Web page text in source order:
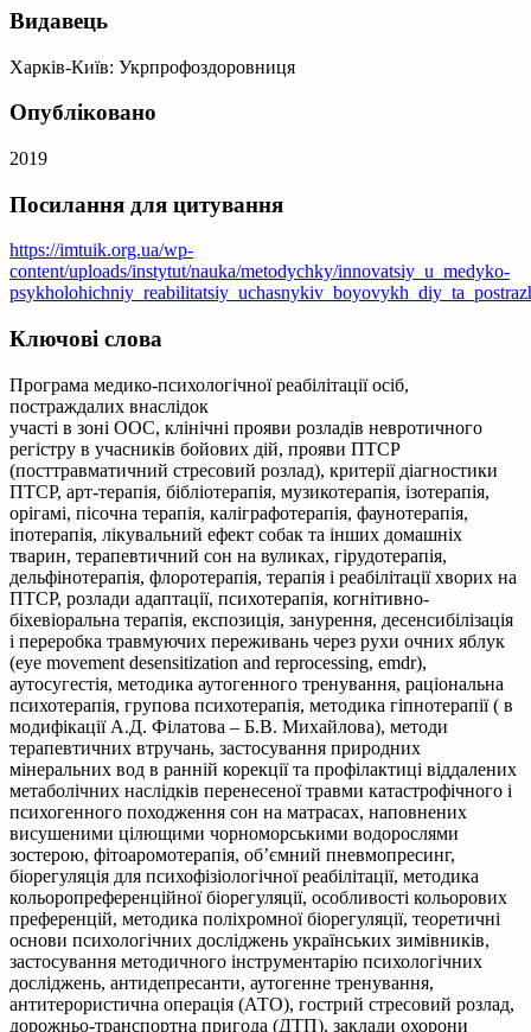
Видавець
Харків-Київ: Укрпрофоздоровниця
Опубліковано
2019
Посилання для цитування
https://imtuik.org.ua/wp-
content/uploads/instytut/nauka/metodychky/innovatsiy_u_medyko-
Ключові слова
Програма медико-психологічної реабілітації осіб,
постраждалих внаслідок
участі в зоні ООС, клінічні прояви розладів невротичного
регістру в учасників бойових дій, прояви ПТСР
(посттравматичний стресовий розлад), критерії діагностики
ПТСР, арт-терапія, бібліотерапія, музикотерапія, ізотерапія,
орігамі, пісочна терапія, каліграфотерапія, фаунотерапія,
іпотерапія, лікувальний ефект собак та інших домашніх
тварин, терапевтичний сон на вуликах, гірудотерапія,
дельфінотерапія, флоротерапія, терапія і реабілітації хворих на
ПТСР, розлади адаптації, психотерапія, когнітивно-
біхевіоральна терапія, експозиція, занурення, десенсибілізація
і переробка травмуючих переживань через рухи очних яблук
(eye movement desensitization and reprocessing, emdr),
аутосугестія, методика аутогенного тренування, раціональна
психотерапія, групова психотерапія, методика гіпнотерапії ( в
модифікації А.Д. Філатова – Б.В. Михайлова), методи
терапевтичних втручань, застосування природних
мінеральних вод в ранній корекції та профілактиці віддалених
метаболічних наслідків перенесеної травми катастрофічного і
психогенного походження сон на матрасах, наповнених
висушеними цілющими чорноморськими водорослями
зостерою, фітоаромотерапія, об’ємний пневмопресинг,
біорегуляція для психофізіологічної реабілітації, методика
кольоропреференційної біорегуляції, особливості кольорових
преференцій, методика поліхромної біорегуляції, теоретичні
основи психологічних досліджень українських зимівників,
застосування методичного інструментарію психологічних
досліджень, антидепресанти, аутогенне тренування,
антитерористична операція (АТО), гострий стресовий розлад,
дорожньо-транспортна пригода (ДТП), заклади охорони